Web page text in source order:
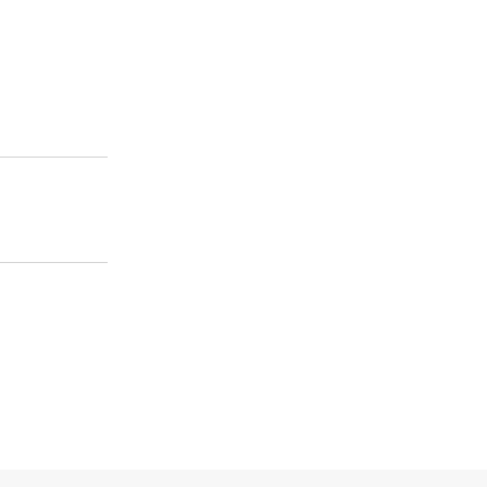
TEST ΜΕΣΩ ΠΡΟΓΡΑΜΜΑΤΟΣ «ΔΟΞΙΑΔΗ»
ΤΡΙΩΝ ΙΕΡΑΡΧΩΝ